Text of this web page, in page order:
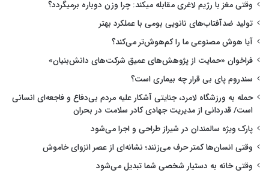
وقتی مغز با رژیم لاغری مقابله میکند: چرا وزن دوباره برمیگردد؟
تولید ضدآفتاب‌های نانویی بومی با عملکرد بهتر
آیا هوش مصنوعی ما را کم‌هوش‌تر می‌کند؟
فراخوان «حمایت از پژوهش‌های عمیق شرکت‌های دانش‌بنیان»
سندروم پای بی قرار چه بیماری است؟
حمله به ورزشگاه لامرد، جنایتی آشکار علیه مردم بی‌دفاع و فاجعه‌ای انسانی
است/ قدردانی از مدیریت جهادی کادر سلامت در بحران
پارک ویژه سالمندان در شیراز طراحی و اجرا می‌شود
وقتی انسان‌ها کمتر حرف می‌زنند؛ نشانه‌ای از عصر انزوای خاموش
وقتی خانه به دستیار شخصی شما تبدیل می‌شود